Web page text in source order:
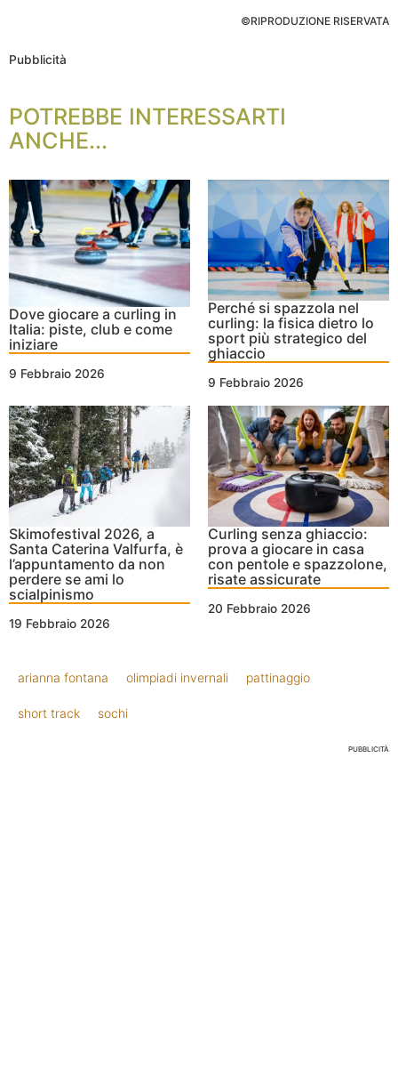
©RIPRODUZIONE RISERVATA
Pubblicità
POTREBBE INTERESSARTI
ANCHE...
Dove giocare a curling in
Italia: piste, club e come
iniziare
9 Febbraio 2026
Perché si spazzola nel
curling: la fisica dietro lo
sport più strategico del
ghiaccio
9 Febbraio 2026
Skimofestival 2026, a
Santa Caterina Valfurfa, è
l’appuntamento da non
perdere se ami lo
scialpinismo
19 Febbraio 2026
Curling senza ghiaccio:
prova a giocare in casa
con pentole e spazzolone,
risate assicurate
20 Febbraio 2026
arianna fontana olimpiadi invernali pattinaggio
short track sochi
PUBBLICITÀ